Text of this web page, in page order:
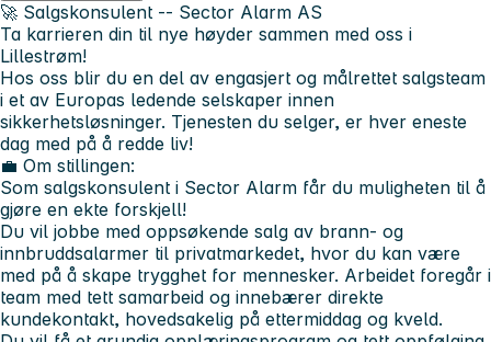
🚀 Salgskonsulent -- Sector Alarm AS
Ta karrieren din til nye høyder sammen med oss i
Lillestrøm!
Hos oss blir du en del av engasjert og målrettet salgsteam
i et av Europas ledende selskaper innen
sikkerhetsløsninger. Tjenesten du selger, er hver eneste
dag med på å redde liv!
💼 Om stillingen:
Som salgskonsulent i Sector Alarm får du muligheten til å
gjøre en ekte forskjell!
Du vil jobbe med oppsøkende salg av brann- og
innbruddsalarmer til privatmarkedet, hvor du kan være
med på å skape trygghet for mennesker. Arbeidet foregår i
team med tett samarbeid og innebærer direkte
kundekontakt, hovedsakelig på ettermiddag og kveld.